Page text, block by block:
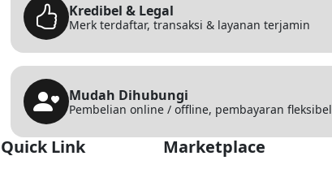
Kredibel & Legal
Merk terdaftar, transaksi & layanan terjamin
Mudah Dihubungi
Pembelian online / offline, pembayaran fleksibel
Quick Link Marketplace